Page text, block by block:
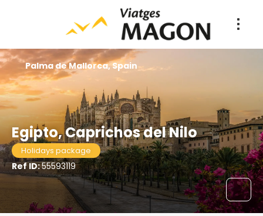
Egipto, Caprichos del Nilo
Holidays package
Ref ID:55593119
Palma de Mallorca, Spain